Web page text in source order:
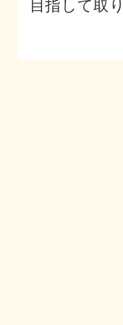
目指して取